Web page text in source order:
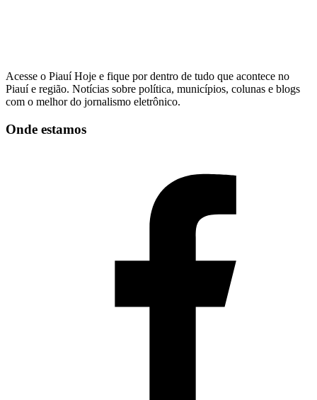
Acesse o Piauí Hoje e fique por dentro de tudo que acontece no
Piauí e região. Notícias sobre política, municípios, colunas e blogs
com o melhor do jornalismo eletrônico.
Onde estamos